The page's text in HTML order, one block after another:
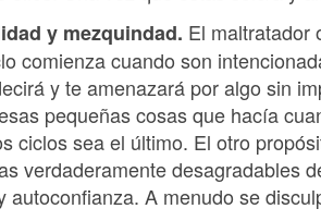
y mezquindad. El maltratador
comienza cuando son
y te amenazará por algo sin
pequeñas cosas que hacía
ciclos sea el último. El otro
verdaderamente desagradables
autoconfianza. A menudo se